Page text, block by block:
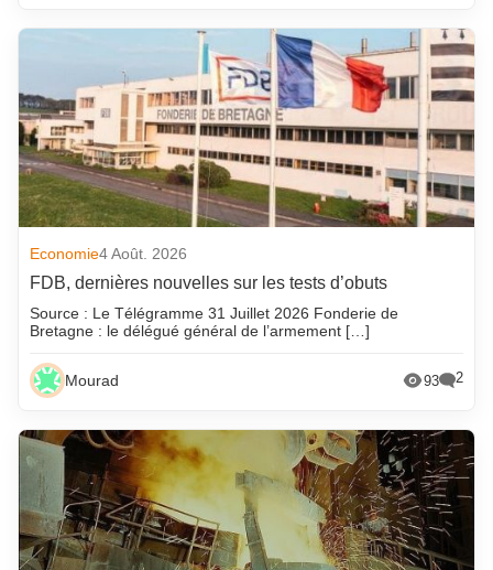
Economie4 Août. 2026
FDB, dernières nouvelles sur les tests d’obuts
Source : Le Télégramme 31 Juillet 2026 Fonderie de
Bretagne : le délégué général de l’armement […]
Mourad 93 2